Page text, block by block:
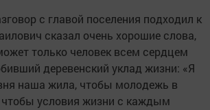
с главой поселения подходил к
сказал очень хорошие слова,
только человек всем сердцем
деревенский уклад жизни: «Я
наша жила, чтобы молодежь в
чтобы условия жизни с каждым